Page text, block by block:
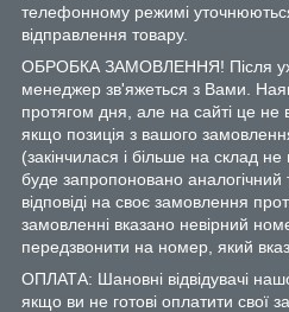
телефонному режимі
відправлення товару.
ОБРОБКА ЗАМОВЛЕННЯ! Після
менеджер зв'яжеться з Вами.
протягом дня, але на сайті це не
якщо позиція з вашого
(закінчилася і більше на склад
буде запропоновано
відповіді на своє замовлення
замовленні вказано невірний
передзвонити на номер, який
ОПЛАТА: Шановні відвідувачі
якщо ви не готові оплатити свої